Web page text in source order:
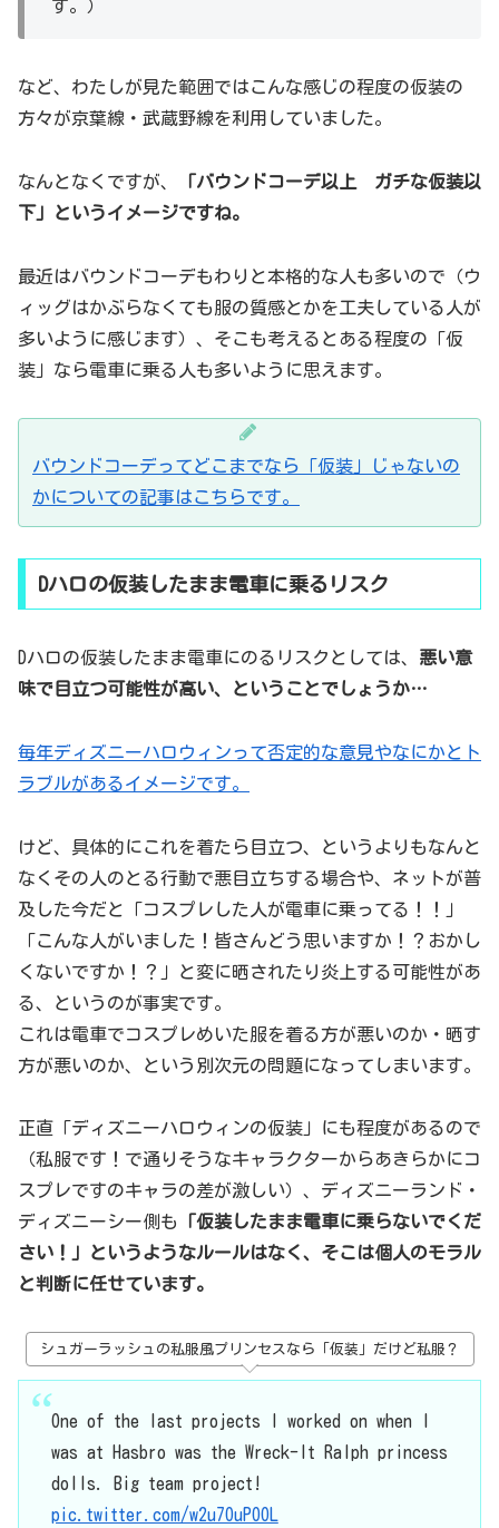
す。）
など、わたしが見た範囲ではこんな感じの程度の仮装の
方々が京葉線・武蔵野線を利用していました。
なんとなくですが、
「バウンドコーデ以上 ガチな仮装以
下」というイメージですね。
最近はバウンドコーデもわりと本格的な人も多いので（ウ
ィッグはかぶらなくても服の質感とかを工夫している人が
多いように感じます）、そこも考えるとある程度の「仮
装」なら電車に乗る人も多いように思えます。
バウンドコーデってどこまでなら「仮装」じゃないの
かについての記事はこちらです。
Dハロの仮装したまま電車に乗るリスク
Dハロの仮装したまま電車にのるリスクとしては、 悪い意
味で目立つ可能性が高い、ということでしょうか…
毎年ディズニーハロウィンって否定的な意見やなにかとト
ラブルがあるイメージです。
けど、具体的にこれを着たら目立つ、というよりもなんと
なくその人のとる行動で悪目立ちする場合や、ネットが普
及した今だと「コスプレした人が電車に乗ってる！！」
「こんな人がいました！皆さんどう思いますか！？おかし
くないですか！？」と変に晒されたり炎上する可能性があ
る、というのが事実です。
これは電車でコスプレめいた服を着る方が悪いのか・晒す
方が悪いのか、という別次元の問題になってしまいます。
正直「ディズニーハロウィンの仮装」にも程度があるので
（私服です！で通りそうなキャラクターからあきらかにコ
スプレですのキャラの差が激しい）、ディズニーランド・
ディズニーシー側も
「仮装したまま電車に乗らないでくだ
さい！」というようなルールはなく、そこは個人のモラル
と判断に任せています。
シュガーラッシュの私服風プリンセスなら「仮装」だけど私服？
One of the last projects I worked on when I
was at Hasbro was the Wreck-It Ralph princess
dolls. Big team project!
pic.twitter.com/w2u7OuPOOL